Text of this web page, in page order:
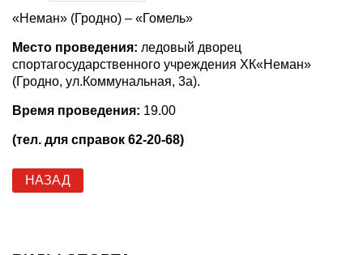
«Неман» (Гродно) – «Гомель»
Место проведения: ледовый дворец
спортагосударственного учреждения ХК«Неман»
(Гродно, ул.Коммунальная, 3а).
Время проведения: 19.00
(тел. для справок 62-20-68)
НАЗАД